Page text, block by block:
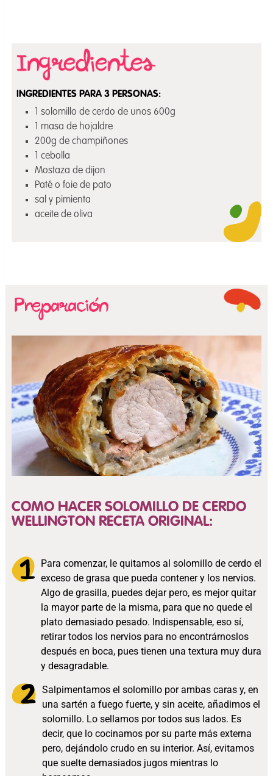
INGREDIENTES PARA 3 PERSONAS:
1 solomillo de cerdo de unos 600g
1 masa de hojaldre
200g de champiñones
1 cebolla
Mostaza de dijon
Paté o foie de pato
sal y pimienta
aceite de oliva
COMO HACER SOLOMILLO DE CERDO
WELLINGTON RECETA ORIGINAL:
Para comenzar, le quitamos al solomillo de cerdo el
exceso de grasa que pueda contener y los nervios.
Algo de grasilla, puedes dejar pero, es mejor quitar
la mayor parte de la misma, para que no quede el
plato demasiado pesado. Indispensable, eso sí,
retirar todos los nervios para no encontrárnoslos
después en boca, pues tienen una textura muy dura
y desagradable.
Salpimentamos el solomillo por ambas caras y, en
una sartén a fuego fuerte, y sin aceite, añadimos el
solomillo. Lo sellamos por todos sus lados. Es
decir, que lo cocinamos por su parte más externa
pero, dejándolo crudo en su interior. Así, evitamos
que suelte demasiados jugos mientras lo